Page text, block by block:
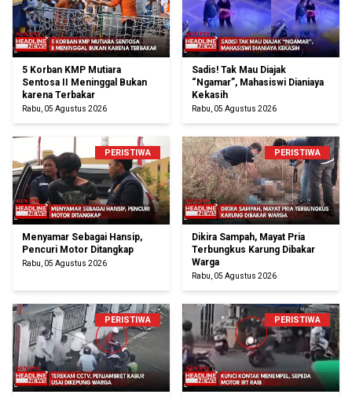
5 Korban KMP Mutiara
Sentosa II Meninggal Bukan
karena Terbakar
Rabu, 05 Agustus 2026
Sadis! Tak Mau Diajak
“Ngamar”, Mahasiswi Dianiaya
Kekasih
Rabu, 05 Agustus 2026
PERISTIWA
Menyamar Sebagai Hansip,
Pencuri Motor Ditangkap
Rabu, 05 Agustus 2026
PERISTIWA
Dikira Sampah, Mayat Pria
Terbungkus Karung Dibakar
Warga
Rabu, 05 Agustus 2026
PERISTIWA PERISTIWA